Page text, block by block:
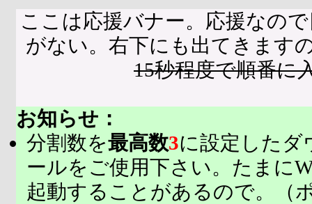
ここは応援バナー。応援なの
がない。右下にも出てきます
15秒程度で順番に
お知らせ：
分割数を最高数3に設定したダ
ールをご使用下さい。たまに
起動することがあるので。（